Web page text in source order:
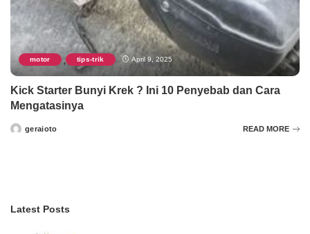
motor , tips-trik April 9, 2025
Kick Starter Bunyi Krek ? Ini 10 Penyebab dan Cara
Mengatasinya
Postedgeraioto READ MORE
Latest Posts